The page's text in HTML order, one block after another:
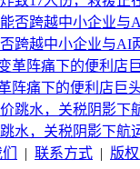
跨越中小企业与AI
阵痛下的便利店巨
水，关税阴影下航
| 联系方式 | 版